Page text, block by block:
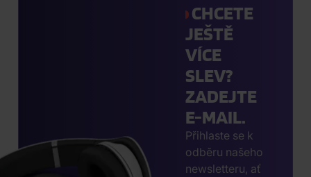
CHCETE
JEŠTĚ
VÍCE
SLEV?
ZADEJTE
E-MAIL.
Přihlaste se k
odběru našeho
newsletteru, ať